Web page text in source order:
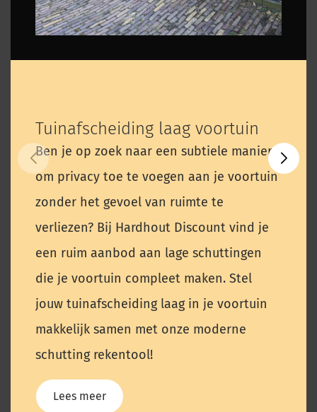
Tuinafscheiding laag voortuin
Ben je op zoek naar een subtiele manier
om privacy toe te voegen aan je voortuin
zonder het gevoel van ruimte te
verliezen? Bij Hardhout Discount vind je
een ruim aanbod aan lage schuttingen
die je voortuin compleet maken. Stel
jouw tuinafscheiding laag in je voortuin
makkelijk samen met onze moderne
schutting rekentool!
Lees meer